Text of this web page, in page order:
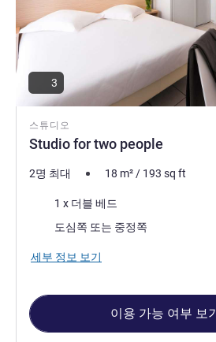
스튜디오
Studio for two people
3
2명 최대 18 m²/ 193 sq ft
1 x 더블 베드
도심쪽 또는 중정쪽
세부 정보 보기
이용 가능 여부 보기